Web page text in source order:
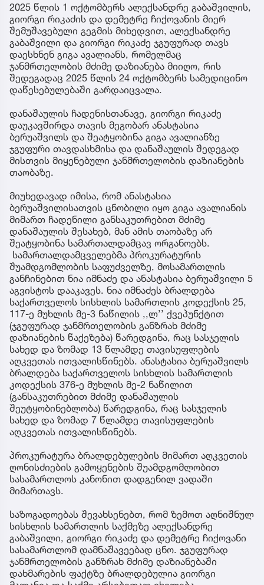
2025 წლის 1 ოქტომბერს ალექსანდრე გაბაშვილის,
გიორგი რიკაძის და დემეტრე ჩიქოვანის მიერ
შემუშავებული გეგმის მიხედვით, ალექსანდრე
გაბაშვილი და გიორგი რიკაძე ჯგუფურად თავს
დაესხნენ გიგა ავალიანს, რომელმაც
ჯანმრთელობის მძიმე დაზიანება მიიღო, რის
შედეგადაც 2025 წლის 24 ოქტომბერს სამედიცინო
დაწესებულებაში გარდაიცვალა.
დანაშაულის ჩადენისთანავე, გიორგი რიკაძე
დაუკავშირდა თავის მეგობარ ანასტასია
ბერუაშვილს და შეატყობინა გიგა ავალიანზე
ჯგუფური თავდასხმისა და დანაშაულის შედეგად
მისთვის მიყენებული ჯანმრთელობის დაზიანების
თაობაზე.
მიუხედავად იმისა, რომ ანასტასია
ბერუაშვილისათვის ცნობილი იყო გიგა ავალიანის
მიმართ ჩადენილი განსაკუთრებით მძიმე
დანაშაულის შესახებ, მან ამის თაობაზე არ
შეატყობინა სამართალდამცავ ორგანოებს.
სამართალდამცველებმა პროკურატურის
შუამდგომლობის საფუძველზე, მოსამართლის
განჩინებით ნია იმნაძე და ანასტასია ბერუაშვილი 5
აგვისტოს დააკავეს. ნია იმნაძეს ბრალდება
საქართველოს სისხლის სამართლის კოდექსის 25,
117-ე მუხლის მე-3 ნაწილის ,,ლ’’ ქვეპუნქტით
(ჯგუფურად ჯანმრთელობის განზრახ მძიმე
დაზიანების წაქეზება) წარედგინა, რაც სასჯელის
სახედ და ზომად 13 წლამდე თავისუფლების
აღკვეთას ითვალისწინებს. ანასტასია ბერუაშვილს
ბრალდება საქართველოს სისხლის სამართლის
კოდექსის 376-ე მუხლის მე-2 ნაწილით
(განსაკუთრებით მძიმე დანაშაულის
შეუტყობინებლობა) წარედგინა, რაც სასჯელის
სახედ და ზომად 7 წლამდე თავისუფლების
აღკვეთას ითვალისწინებს.
პროკურატურა ბრალდებულების მიმართ აღკვეთის
ღონისძიების გამოყენების შუამდგომლობით
სასამართლოს კანონით დადგენილ ვადაში
მიმართავს.
საზოგადოებას შევახსენებთ, რომ ზემოთ აღნიშნულ
სისხლის სამართლის საქმეზე ალექსანდრე
გაბაშვილი, გიორგი რიკაძე და დემეტრე ჩიქოვანი
სასამართლომ დამნაშავეებად ცნო. ჯგუფურად
ჯანმრთელობის განზრახ მძიმე დაზიანებაში
დახმარების ფაქტზე ბრალდებულია გიორგი